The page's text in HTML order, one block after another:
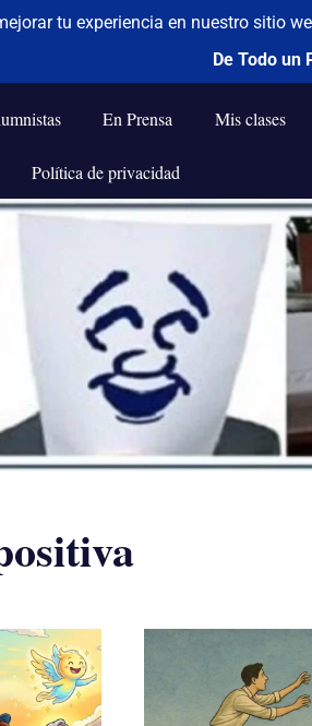
En Prensa Mis clases
Política de privacidad